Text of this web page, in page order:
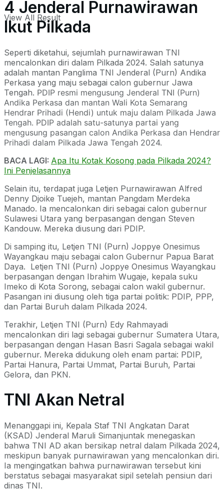
View All Result
4 Jenderal Purnawirawan
Ikut Pilkada
Seperti diketahui, sejumlah purnawirawan TNI
mencalonkan diri dalam Pilkada 2024. Salah satunya
adalah mantan Panglima TNI Jenderal (Purn) Andika
Perkasa yang maju sebagai calon gubernur Jawa
Tengah. PDIP resmi mengusung Jenderal TNI (Purn)
Andika Perkasa dan mantan Wali Kota Semarang
Hendrar Prihadi (Hendi) untuk maju dalam Pilkada Jawa
Tengah. PDIP adalah satu-satunya partai yang
mengusung pasangan calon Andika Perkasa dan Hendrar
Prihadi dalam Pilkada Jawa Tengah 2024.
BACA LAGI: Apa Itu Kotak Kosong pada Pilkada 2024?
Ini Penjelasannya
Selain itu, terdapat juga Letjen Purnawirawan Alfred
Denny Djoike Tuejeh, mantan Pangdam Merdeka
Manado. Ia mencalonkan diri sebagai calon gubernur
Sulawesi Utara yang berpasangan dengan Steven
Kandouw. Mereka diusung dari PDIP.
Di samping itu, Letjen TNI (Purn) Joppye Onesimus
Wayangkau maju sebagai calon Gubernur Papua Barat
Daya. Letjen TNI (Purn) Joppye Onesimus Wayangkau
berpasangan dengan Ibrahim Wugaje, kepala suku
Imeko di Kota Sorong, sebagai calon wakil gubernur.
Pasangan ini diusung oleh tiga partai politik: PDIP, PPP,
dan Partai Buruh dalam Pilkada 2024.
Terakhir, Letjen TNI (Purn) Edy Rahmayadi
mencalonkan diri lagi sebagai gubernur Sumatera Utara,
berpasangan dengan Hasan Basri Sagala sebagai wakil
gubernur. Mereka didukung oleh enam partai: PDIP,
Partai Hanura, Partai Ummat, Partai Buruh, Partai
Gelora, dan PKN.
TNI Akan Netral
Menanggapi ini, Kepala Staf TNI Angkatan Darat
(KSAD) Jenderal Maruli Simanjuntak menegaskan
bahwa TNI AD akan bersikap netral dalam Pilkada 2024,
meskipun banyak purnawirawan yang mencalonkan diri.
Ia mengingatkan bahwa purnawirawan tersebut kini
berstatus sebagai masyarakat sipil setelah pensiun dari
dinas TNI.